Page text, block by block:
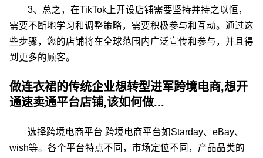
3、总之，在TikTok上开设店铺需要坚持并持之以恒，
需要不断地学习和调整策略，需要积极参与和互动。通过这
些步骤，您的店铺将在全球范围内广泛宣传和参与，并且得
到更多的顾客。
做连衣裙的传统企业想转型进军跨境电商,想开
通速卖通平台店铺,该如何做...
选择跨境电商平台 跨境电商平台如Starday、eBay、
wish等。各个平台特点不同，市场定位不同，产品品类的